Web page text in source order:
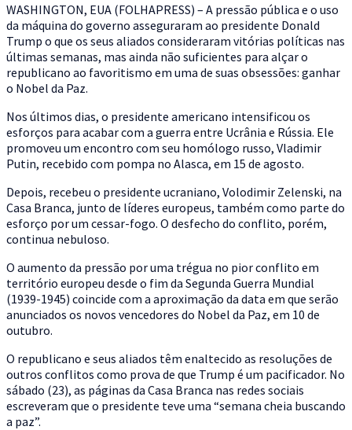
WASHINGTON, EUA (FOLHAPRESS) – A pressão pública e o uso
da máquina do governo asseguraram ao presidente Donald
Trump o que os seus aliados consideraram vitórias políticas nas
últimas semanas, mas ainda não suficientes para alçar o
republicano ao favoritismo em uma de suas obsessões: ganhar
o Nobel da Paz.
Nos últimos dias, o presidente americano intensificou os
esforços para acabar com a guerra entre Ucrânia e Rússia. Ele
promoveu um encontro com seu homólogo russo, Vladimir
Putin, recebido com pompa no Alasca, em 15 de agosto.
Depois, recebeu o presidente ucraniano, Volodimir Zelenski, na
Casa Branca, junto de líderes europeus, também como parte do
esforço por um cessar-fogo. O desfecho do conflito, porém,
continua nebuloso.
O aumento da pressão por uma trégua no pior conflito em
território europeu desde o fim da Segunda Guerra Mundial
(1939-1945) coincide com a aproximação da data em que serão
anunciados os novos vencedores do Nobel da Paz, em 10 de
outubro.
O republicano e seus aliados têm enaltecido as resoluções de
outros conflitos como prova de que Trump é um pacificador. No
sábado (23), as páginas da Casa Branca nas redes sociais
escreveram que o presidente teve uma “semana cheia buscando
a paz”.